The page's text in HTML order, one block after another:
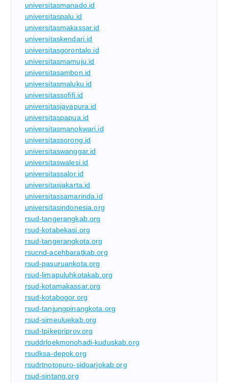
universitasmanado.id
universitaspalu.id
universitasmakassar.id
universitaskendari.id
universitasgorontalo.id
universitasmamuju.id
universitasambon.id
universitasmaluku.id
universitassofifi.id
universitasjayapura.id
universitaspapua.id
universitasmanokwari.id
universitassorong.id
universitaswanggar.id
universitaswalesi.id
universitassalor.id
universitasjakarta.id
universitassamarinda.id
universitasindonesia.org
rsud-tangerangkab.org
rsud-kotabekasi.org
rsud-tangerangkota.org
rsucnd-acehbaratkab.org
rsud-pasuruankota.org
rsud-limapuluhkotakab.org
rsud-kotamakassar.org
rsud-kotabogor.org
rsud-tanjungpinangkota.org
rsud-simeuluekab.org
rsud-tpikepriprov.org
rsuddrloekmonohadi-kuduskab.org
rsudksa-depok.org
rsudrtnotopuro-sidoarjokab.org
rsud-sintang.org